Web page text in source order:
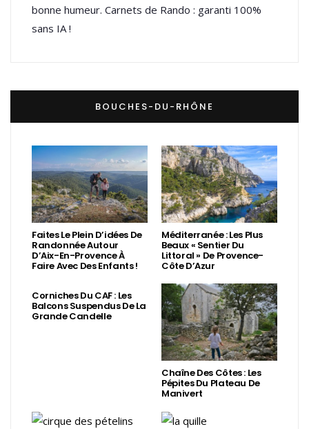
bonne humeur. Carnets de Rando : garanti 100%
sans IA !
BOUCHES-DU-RHÔNE
Faites Le Plein D’idées De
Randonnée Autour
D’Aix-En-Provence À
Faire Avec Des Enfants !
Méditerranée : Les Plus
Beaux « Sentier Du
Littoral » De Provence-
Côte D’Azur
Corniches Du CAF : Les
Balcons Suspendus De La
Grande Candelle
Chaîne Des Côtes : Les
Pépites Du Plateau De
Manivert